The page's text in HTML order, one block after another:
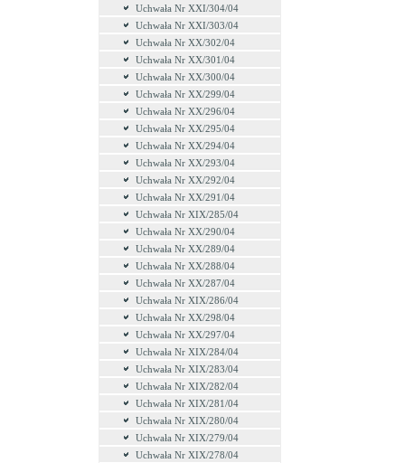
Uchwała Nr XXI/304/04
Uchwała Nr XXI/303/04
Uchwała Nr XX/302/04
Uchwała Nr XX/301/04
Uchwała Nr XX/300/04
Uchwała Nr XX/299/04
Uchwała Nr XX/296/04
Uchwała Nr XX/295/04
Uchwała Nr XX/294/04
Uchwała Nr XX/293/04
Uchwała Nr XX/292/04
Uchwała Nr XX/291/04
Uchwała Nr XIX/285/04
Uchwała Nr XX/290/04
Uchwała Nr XX/289/04
Uchwała Nr XX/288/04
Uchwała Nr XX/287/04
Uchwała Nr XIX/286/04
Uchwała Nr XX/298/04
Uchwała Nr XX/297/04
Uchwała Nr XIX/284/04
Uchwała Nr XIX/283/04
Uchwała Nr XIX/282/04
Uchwała Nr XIX/281/04
Uchwała Nr XIX/280/04
Uchwała Nr XIX/279/04
Uchwała Nr XIX/278/04